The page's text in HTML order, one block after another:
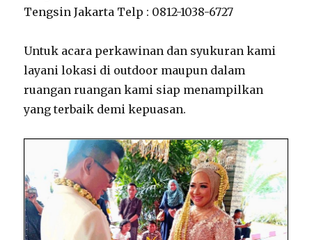
Tengsin Jakarta Telp : 0812-1038-6727
Untuk acara perkawinan dan syukuran kami
layani lokasi di outdoor maupun dalam
ruangan ruangan kami siap menampilkan
yang terbaik demi kepuasan.